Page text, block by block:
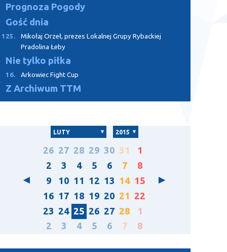
Prognoza Pogody
Gość dnia
125.
Mikołaj Orzeł, prezes Lokalnej Grupy Rybackiej
Pradolina Łeby
Nie tylko piłka
16. Arkowiec Fight Cup
Z Archiwum TTM
LUTY 2015
26 27 28 29 30 31
1
2
3 4 5 6 7
8
9
10 11 12 13 14 15
16 17 18 19 20 21 22
23 24 25 26 27 28
1
2
3 4 5 6 7 8